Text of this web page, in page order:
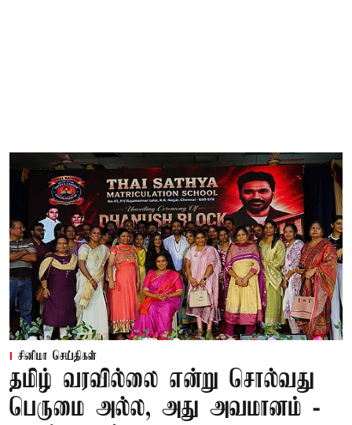
சினிமா செய்திகள்
தமிழ் வரவில்லை என்று சொல்வது
பெருமை அல்ல, அது அவமானம் -